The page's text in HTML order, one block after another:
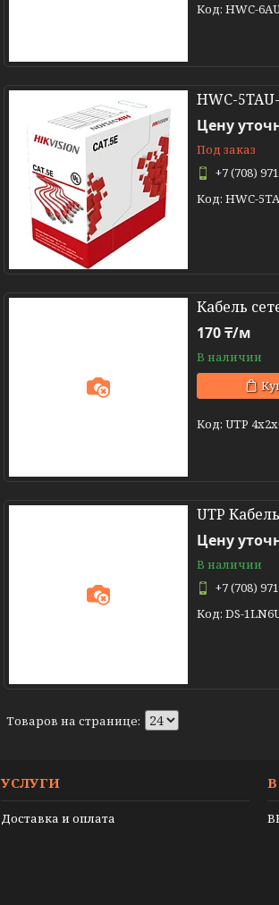
HWC-
HWC-
Цену
Под заказ
+7 (708)
HWC-
Кабель
170 ₸/м
В наличии
UTP
UTP
Цену
В наличии
+7 (708)
DS-
УСЛУГИ
Доставка и оплата